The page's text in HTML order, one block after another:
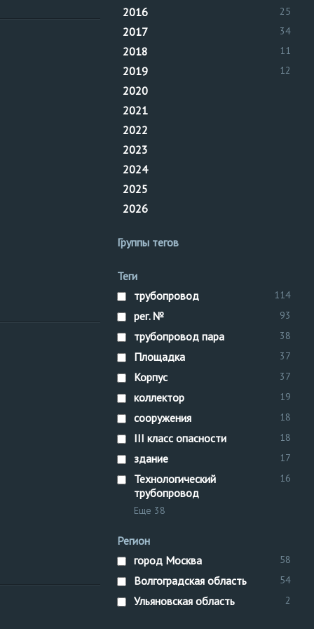
технологический
трубопровод пара
технологический
Технологический
на здания и
технологический
2016 25
2017 34
2018 11
2019 12
2020
2021
2022
2023
2024
2025
2026
Группы тегов
Теги
трубопровод
114
рег. № 93
трубопровод пара 38
Площадка 37
Корпус 37
коллектор 19
сооружения 18
III класс опасности 18
здание 17
Технологический
трубопровод
16
Еще 38
Регион
город Москва
58
Волгоградская область 54
Ульяновская область 2